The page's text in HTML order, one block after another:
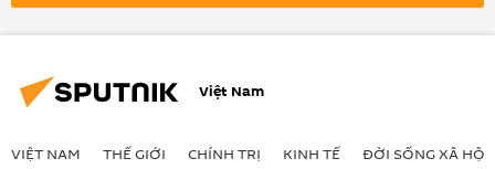
Việt Nam
VIỆT NAM THẾ GIỚI CHÍNH TRỊ KINH TẾ ĐỜI SỐNG XÃ HỘI